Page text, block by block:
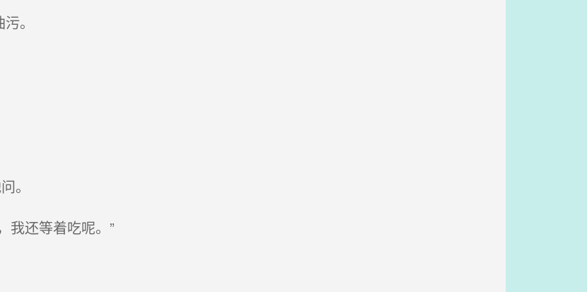
。
。
我还等着吃呢。”